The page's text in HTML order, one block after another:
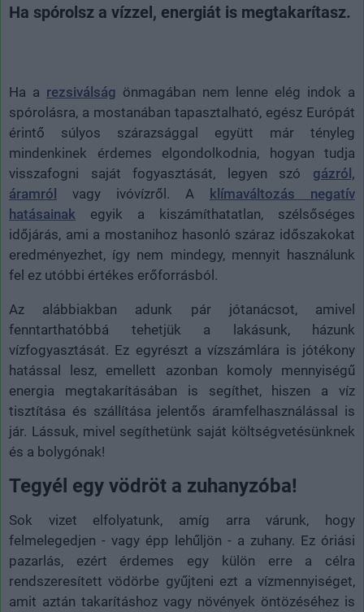
Ha spórolsz a vízzel, energiát is megtakarítasz.
Ha a rezsiválság önmagában nem lenne elég indok a
spórolásra, a mostanában tapasztalható, egész Európát
érintő súlyos szárazsággal együtt már tényleg
mindenkinek érdemes elgondolkodnia, hogyan tudja
visszafogni saját fogyasztását, legyen szó gázról,
áramról vagy ivóvízről. A klímaváltozás negatív
hatásainak egyik a kiszámíthatatlan, szélsőséges
időjárás, ami a mostanihoz hasonló száraz időszakokat
eredményezhet, így nem mindegy, mennyit használunk
fel ez utóbbi értékes erőforrásból.
Az alábbiakban adunk pár jótanácsot, amivel
fenntarthatóbbá tehetjük a lakásunk, házunk
vízfogyasztását. Ez egyrészt a vízszámlára is jótékony
hatással lesz, emellett azonban komoly mennyiségű
energia megtakarításában is segíthet, hiszen a víz
tisztítása és szállítása jelentős áramfelhasználással is
jár. Lássuk, mivel segíthetünk saját költségvetésünknek
és a bolygónak!
Tegyél egy vödröt a zuhanyzóba!
Sok vizet elfolyatunk, amíg arra várunk, hogy
felmelegedjen - vagy épp lehűljön - a zuhany. Ez óriási
pazarlás, ezért érdemes egy külön erre a célra
rendszeresített vödörbe gyűjteni ezt a vízmennyiséget,
amit aztán takarításhoz vagy növények öntözéséhez is